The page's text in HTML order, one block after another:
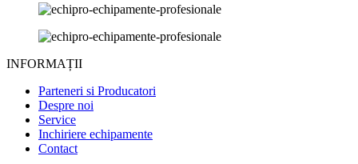
INFORMAȚII
Parteneri si Producatori
Despre noi
Service
Inchiriere echipamente
Contact